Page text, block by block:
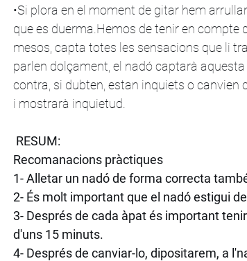
•Si plora en el moment de gitar hem
que es duerma.Hemos de tenir en compte
mesos, capta totes les sensacions que li
parlen dolçament, el nadó captarà
contra, si dubten, estan inquiets o
i mostrarà inquietud.
RESUM:
Recomanacions pràctiques
1- Alletar un nadó de forma correcta
2- És molt important que el nadó estigui
3- Després de cada àpat és important
d'uns 15 minuts.
4- Després de canviar-lo, dipositarem, a